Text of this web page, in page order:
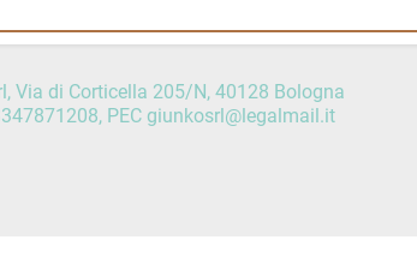
Via di Corticella 205/N, 40128 Bologna
PEC giunkosrl@legalmail.it